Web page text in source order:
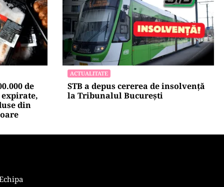
își mai
atacului
de
POLITICĂ
Lovitură pentru legea ANI: USR și